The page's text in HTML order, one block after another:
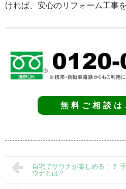
ければ、安心のリフォーム工事
無料ご相談は
自宅でサウナが楽しめる！？
ウナとは？